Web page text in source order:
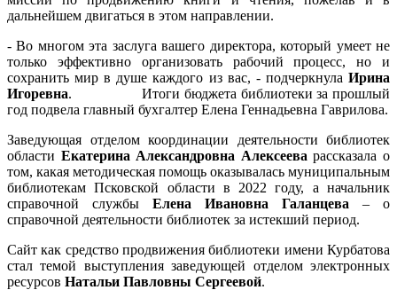
дальнейшем двигаться в этом направлении.
- Во многом эта заслуга вашего директора, который умеет не
только эффективно организовать рабочий процесс, но и
сохранить мир в душе каждого из вас, - подчеркнула Ирина
Игоревна. Итоги бюджета библиотеки за прошлый
год подвела главный бухгалтер Елена Геннадьевна Гаврилова.
Заведующая отделом координации деятельности библиотек
области Екатерина Александровна Алексеева рассказала о
том, какая методическая помощь оказывалась муниципальным
библиотекам Псковской области в 2022 году, а начальник
справочной службы Елена Ивановна Галанцева – о
справочной деятельности библиотек за истекший период.
Сайт как средство продвижения библиотеки имени Курбатова
стал темой выступления заведующей отделом электронных
ресурсов Натальи Павловны Сергеевой.